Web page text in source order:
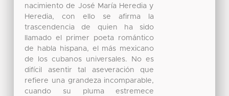
nacimiento de José María Heredia y
Heredia, con ello se afirma la
trascendencia de quien ha sido
llamado el primer poeta romántico
de habla hispana, el más mexicano
de los cubanos universales. No es
difícil asentir tal aseveración que
refiere una grandeza incomparable,
cuando su pluma estremece